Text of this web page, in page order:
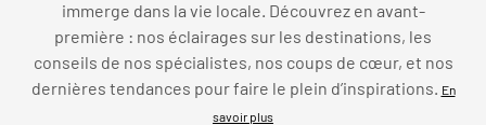
immerge dans la vie locale. Découvrez en avant-
première : nos éclairages sur les destinations, les
conseils de nos spécialistes, nos coups de cœur, et nos
dernières tendances pour faire le plein d’inspirations.
En
savoir plus